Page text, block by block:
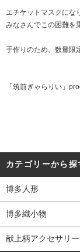
エチケットマスクにな
みなさんでこの困難を
手作りのため、数量限
「筑前ぎゃらりい」
カテゴリーから探
博多人形
博多織小物
献上柄アクセサリー